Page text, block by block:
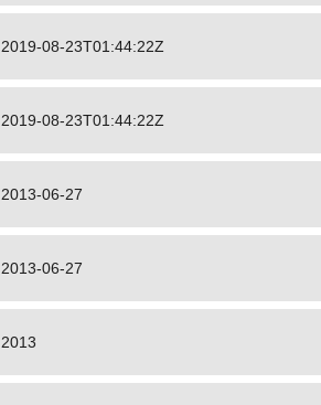
2019-08-23T01:44:22Z
2019-08-23T01:44:22Z
2013-06-27
2013-06-27
2013